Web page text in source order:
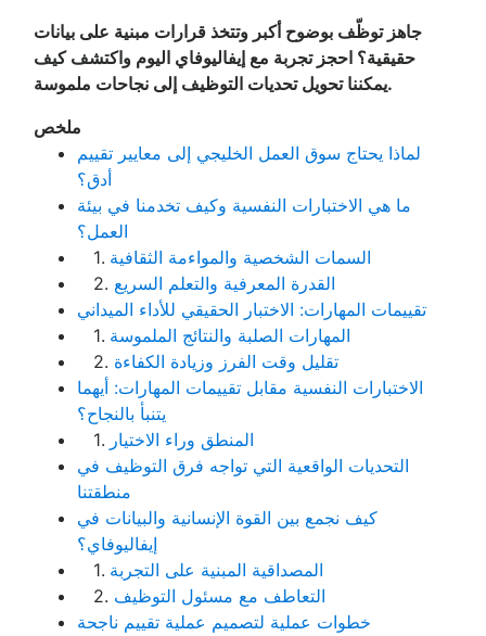
جاهز توظّف بوضوح أكبر وتتخذ قرارات مبنية على بيانات
حقيقية؟ احجز تجربة مع إيفاليوفاي اليوم واكتشف كيف
يمكننا تحويل تحديات التوظيف إلى نجاحات ملموسة.
ملخص
لماذا يحتاج سوق العمل الخليجي إلى معايير تقييم
أدق؟
ما هي الاختبارات النفسية وكيف تخدمنا في بيئة
العمل؟
1. السمات الشخصية والمواءمة الثقافية
2. القدرة المعرفية والتعلم السريع
تقييمات المهارات: الاختبار الحقيقي للأداء الميداني
1. المهارات الصلبة والنتائج الملموسة
2. تقليل وقت الفرز وزيادة الكفاءة
الاختبارات النفسية مقابل تقييمات المهارات: أيهما
يتنبأ بالنجاح؟
1. المنطق وراء الاختيار
التحديات الواقعية التي تواجه فرق التوظيف في
منطقتنا
كيف نجمع بين القوة الإنسانية والبيانات في
إيفاليوفاي؟
1. المصداقية المبنية على التجربة
2. التعاطف مع مسئول التوظيف
خطوات عملية لتصميم عملية تقييم ناجحة